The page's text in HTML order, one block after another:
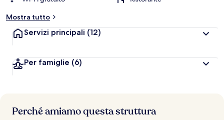
Mostra tutto
Servizi principali (12)
Per famiglie (6)
Perché amiamo questa struttura